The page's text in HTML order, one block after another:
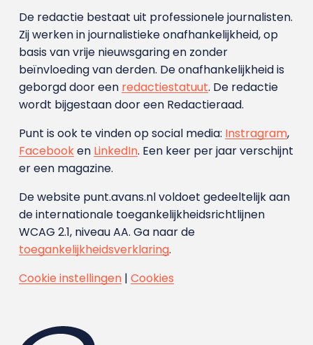
De redactie bestaat uit professionele journalisten.
Zij werken in journalistieke onafhankelijkheid, op
basis van vrije nieuwsgaring en zonder
beïnvloeding van derden. De onafhankelijkheid is
geborgd door een redactiestatuut. De redactie
wordt bijgestaan door een Redactieraad.
Punt is ook te vinden op social media: Instragram,
Facebooken LinkedIn. Een keer per jaar verschijnt
er een magazine.
De website punt.avans.nl voldoet gedeeltelijk aan
de internationale toegankelijkheidsrichtlijnen
WCAG 2.1, niveau AA. Ga naar de
toegankelijkheidsverklaring.
Cookie instellingen| Cookies